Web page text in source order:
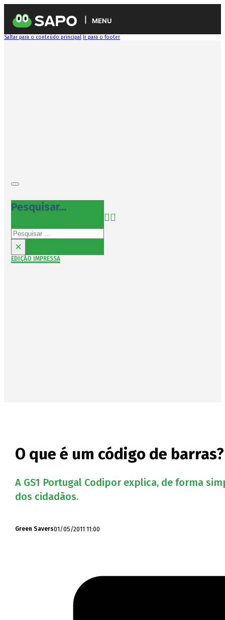
MENU
Saltar para o conteúdo principal Ir para o footer
Pesquisar...
Pesquisar
×
EDIÇÃO IMPRESSA
O que é um código de barras?
A GS1 Portugal Codipor explica, de forma
dos cidadãos.
Green Savers01/05/2011 11:00